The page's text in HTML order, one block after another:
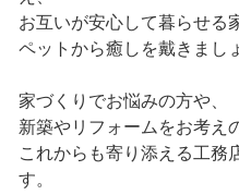
お互いが安心して暮らせる
ペットから癒しを戴きまし
家づくりでお悩みの方や、
新築やリフォームをお考え
これからも寄り添える工務
す。